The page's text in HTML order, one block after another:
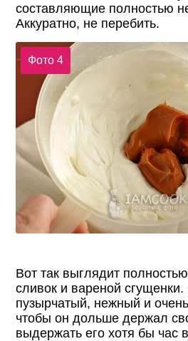
составляющие полностью
Аккуратно, не перебить.
Фото 4
Вот так выглядит
сливок и вареной
пузырчатый, нежный и
чтобы он дольше держал
выдержать его хотя бы час